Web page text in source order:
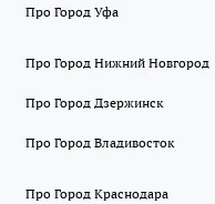
Про Город Уфа
Про Город Нижний Новгород
Про Город Дзержинск
Про Город Владивосток
Про Город Краснодара